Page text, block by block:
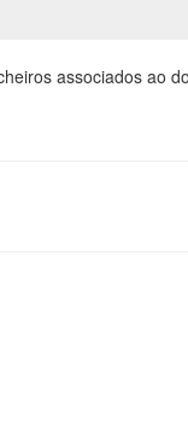
associados ao